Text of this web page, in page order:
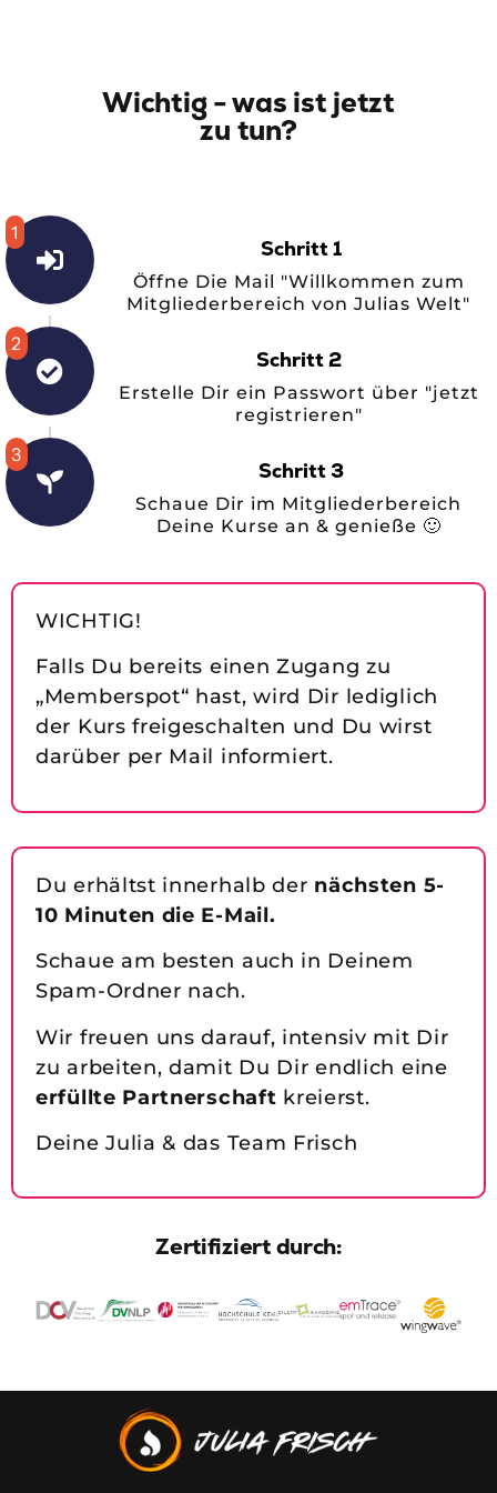
Wichtig - was ist jetzt
zu tun?
1
Schritt 1
Öffne Die Mail "Willkommen zum
Mitgliederbereich von Julias Welt"
2
Schritt 2
Erstelle Dir ein Passwort über "jetzt
registrieren"
3
Schritt 3
Schaue Dir im Mitgliederbereich
Deine Kurse an & genieße 🙂
WICHTIG!
Falls Du bereits einen Zugang zu
„Memberspot“ hast, wird Dir lediglich
der Kurs freigeschalten und Du wirst
darüber per Mail informiert.
Du erhältst innerhalb der nächsten 5-
10 Minuten die E-Mail.
Schaue am besten auch in Deinem
Spam-Ordner nach.
Wir freuen uns darauf, intensiv mit Dir
zu arbeiten, damit Du Dir endlich eine
erfüllte Partnerschaft kreierst.
Deine Julia & das Team Frisch
Zertifiziert durch: